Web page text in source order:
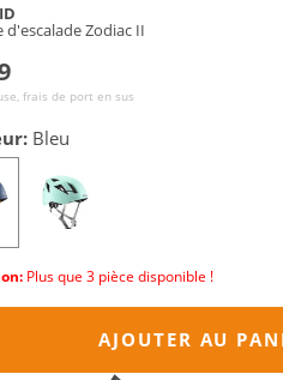
d'escalade Zodiac II
frais de port en sus
Bleu
Plus que 3 pièce disponible !
AJOUTER AU